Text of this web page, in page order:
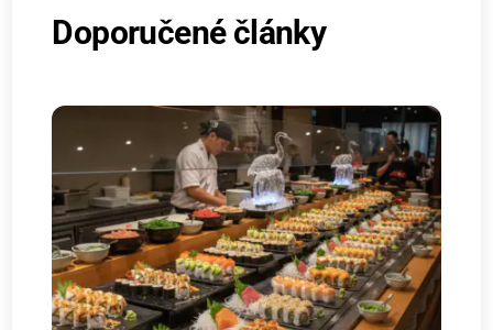
Doporučené články